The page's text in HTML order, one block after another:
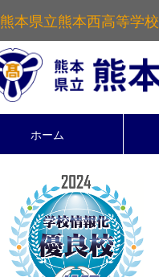
熊本県立熊本西高等学校
ホーム